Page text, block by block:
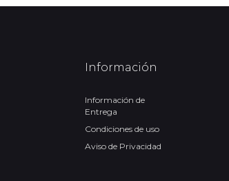
Información
Información de
Entrega
Condiciones de uso
Aviso de Privacidad